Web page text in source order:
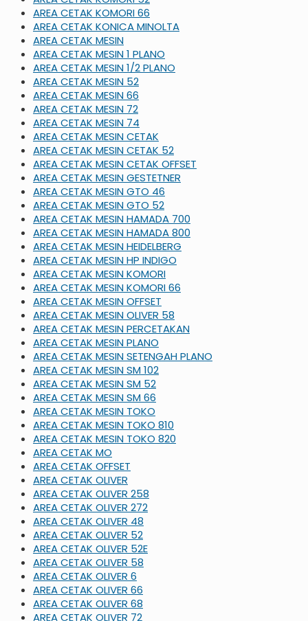
AREA CETAK KOMORI 66
AREA CETAK KONICA MINOLTA
AREA CETAK MESIN
AREA CETAK MESIN 1 PLANO
AREA CETAK MESIN 1/2 PLANO
AREA CETAK MESIN 52
AREA CETAK MESIN 66
AREA CETAK MESIN 72
AREA CETAK MESIN 74
AREA CETAK MESIN CETAK
AREA CETAK MESIN CETAK 52
AREA CETAK MESIN CETAK OFFSET
AREA CETAK MESIN GESTETNER
AREA CETAK MESIN GTO 46
AREA CETAK MESIN GTO 52
AREA CETAK MESIN HAMADA 700
AREA CETAK MESIN HAMADA 800
AREA CETAK MESIN HEIDELBERG
AREA CETAK MESIN HP INDIGO
AREA CETAK MESIN KOMORI
AREA CETAK MESIN KOMORI 66
AREA CETAK MESIN OFFSET
AREA CETAK MESIN OLIVER 58
AREA CETAK MESIN PERCETAKAN
AREA CETAK MESIN PLANO
AREA CETAK MESIN SETENGAH PLANO
AREA CETAK MESIN SM 102
AREA CETAK MESIN SM 52
AREA CETAK MESIN SM 66
AREA CETAK MESIN TOKO
AREA CETAK MESIN TOKO 810
AREA CETAK MESIN TOKO 820
AREA CETAK MO
AREA CETAK OFFSET
AREA CETAK OLIVER
AREA CETAK OLIVER 258
AREA CETAK OLIVER 272
AREA CETAK OLIVER 48
AREA CETAK OLIVER 52
AREA CETAK OLIVER 52E
AREA CETAK OLIVER 58
AREA CETAK OLIVER 6
AREA CETAK OLIVER 66
AREA CETAK OLIVER 68
AREA CETAK OLIVER 72